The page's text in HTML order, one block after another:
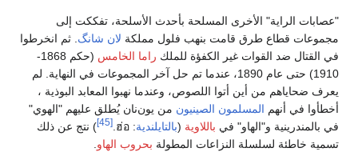
"عصابات الراية" الأخرى المسلحة بأحدث الأسلحة، تفككت إلى
مجموعات قطاع طرق قامت بنهب فلول مملكة لان شانگ . ثم انخرطوا
في القتال ضد القوات غير الكفؤة للملك راما الخامس
(حكم 1868-
1910) حتى عام 1890، عندما تم حل آخر المجموعات في النهاية. لم
يعرف ضحاياهم من أين أتوا اللصوص، وعندما نهبوا المعابد البوذية ،
أخطأوا في أنهم المسلمون الصينيون من يون‌نان يُطلق عليهم "الهوي"
في بالمندرينية و"الهاو" في باللاوية (بالتايلندية:
ฮ่อ
[45]
) نتج عن ذلك
تسمية خاطئة لسلسلة النزاعات المطولة بحروب الهاو